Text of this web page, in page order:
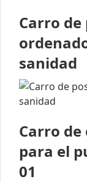
Carro
sanidad
Carro
para el
01